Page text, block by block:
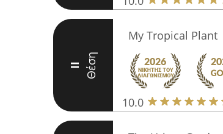
II Θέση
My Tropical Plant
10.0